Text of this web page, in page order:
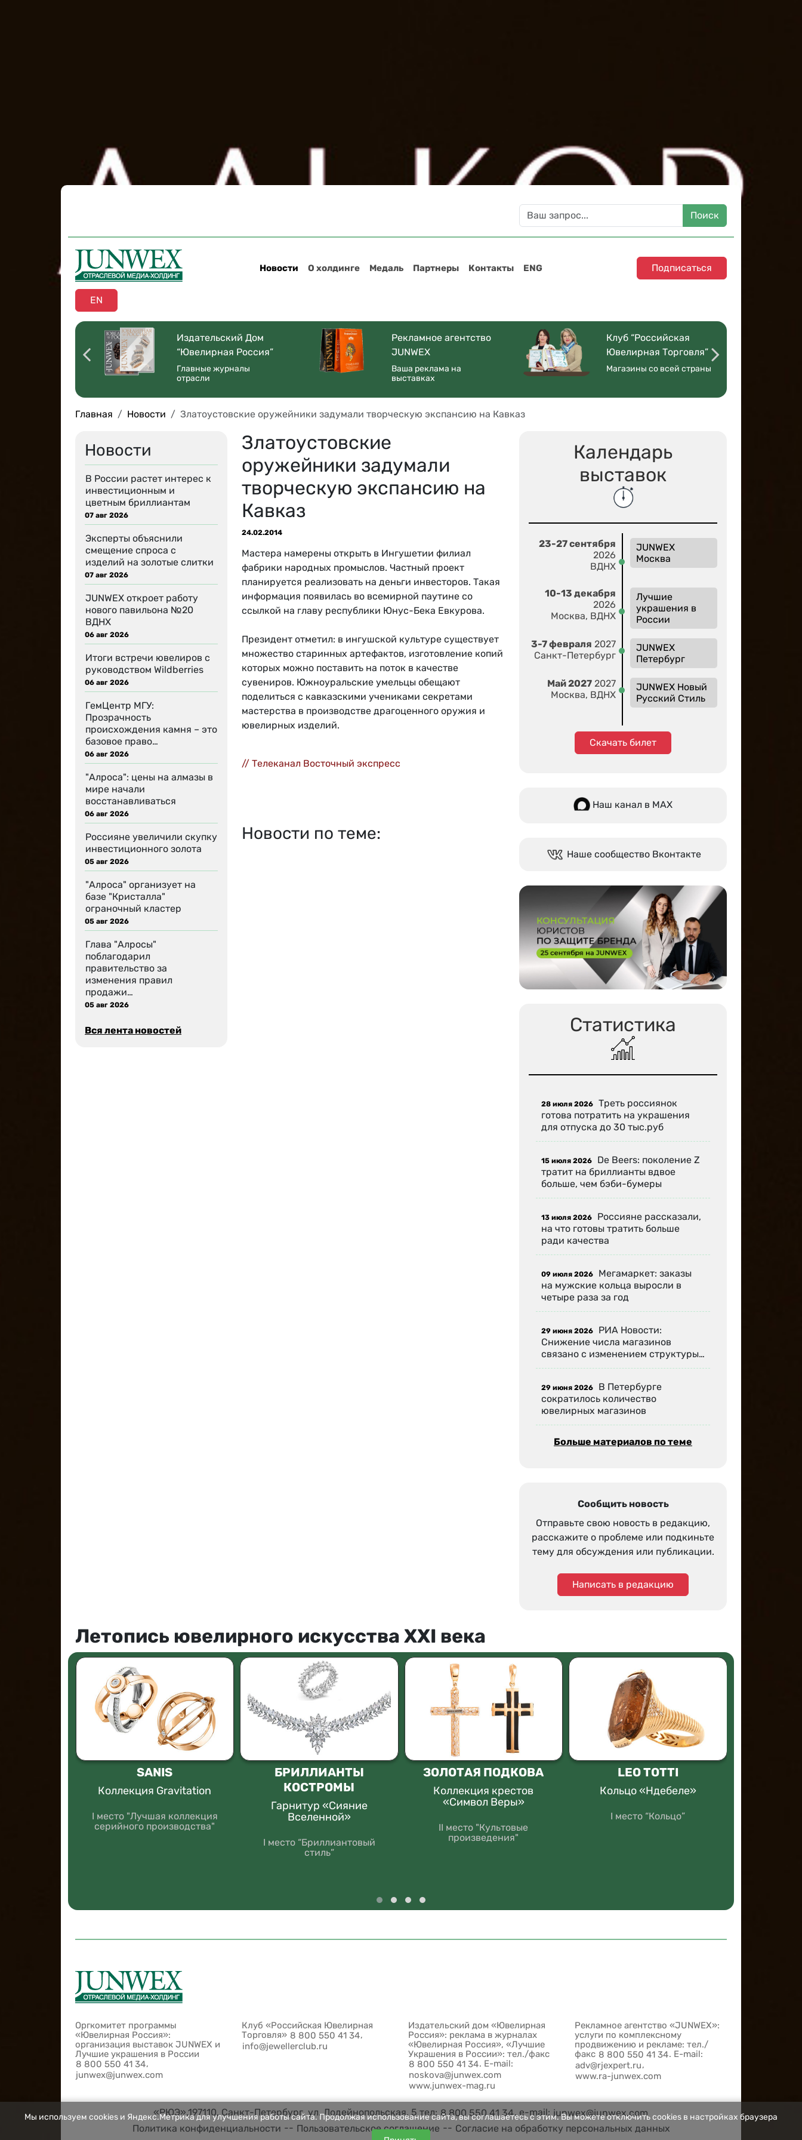
Новости О холдинге Медаль Партнеры Контакты ENG Подписаться
EN
Издательский Дом
“Ювелирная Россия”
Главные журналы
отрасли
Рекламное агентство
JUNWEX
Ваша реклама на
выставках
Клуб “Российская
Ювелирная Торговля”
Магазины со всей страны
Главная Новости Златоустовские оружейники задумали творческую экспансию на Кавказ
Новости
В России растет интерес к
инвестиционным и
цветным бриллиантам
07 авг 2026
Эксперты объяснили
смещение спроса с
изделий на золотые слитки
07 авг 2026
JUNWEX откроет работу
нового павильона №20
ВДНХ
06 авг 2026
Итоги встречи ювелиров с
руководством Wildberries
06 авг 2026
ГемЦентр МГУ:
Прозрачность
происхождения камня – это
базовое право…
06 авг 2026
"Алроса": цены на алмазы в
мире начали
восстанавливаться
06 авг 2026
Россияне увеличили скупку
инвестиционного золота
05 авг 2026
"Алроса" организует на
базе "Кристалла"
ограночный кластер
05 авг 2026
Глава "Алросы"
поблагодарил
правительство за
изменения правил
продажи…
05 авг 2026
Вся лента новостей
Златоустовские
оружейники задумали
творческую экспансию на
Кавказ
24.02.2014
Мастера намерены открыть в Ингушетии филиал
фабрики народных промыслов. Частный проект
планируется реализовать на деньги инвесторов. Такая
информация появилась во всемирной паутине со
ссылкой на главу республики Юнус-Бека Евкурова.
Президент отметил: в ингушской культуре существует
множество старинных артефактов, изготовление копий
которых можно поставить на поток в качестве
сувениров. Южноуральские умельцы обещают
поделиться с кавказскими учениками секретами
мастерства в производстве драгоценного оружия и
ювелирных изделий.
// Телеканал Восточный экспресс
Новости по теме:
Календарь
выставок
23-27 сентября
2026
ВДНХ
JUNWEX
Москва
10-13 декабря
2026
Москва, ВДНХ
Лучшие
украшения в
России
3-7 февраля 2027
Санкт-Петербург
JUNWEX
Петербург
Май 2027 2027
Москва, ВДНХ
JUNWEX Новый
Русский Стиль
Скачать билет
Наш канал в МАХ
Наше сообщество Вконтакте
Статистика
28 июля 2026 Треть россиянок
готова потратить на украшения
для отпуска до 30 тыс.руб
15 июля 2026 De Beers: поколение Z
тратит на бриллианты вдвое
больше, чем бэби-бумеры
13 июля 2026 Россияне рассказали,
на что готовы тратить больше
ради качества
09 июля 2026 Мегамаркет: заказы
на мужские кольца выросли в
четыре раза за год
29 июня 2026 РИА Новости:
Снижение числа магазинов
связано с изменением структуры…
29 июня 2026 В Петербурге
сократилось количество
ювелирных магазинов
Больше материалов по теме
Сообщить новость
Отправьте свою новость в редакцию,
расскажите о проблеме или подкиньте
тему для обсуждения или публикации.
Написать в редакцию
Летопись ювелирного искусства XXI века
SANIS
Коллекция Gravitation
I место "Лучшая коллекция
серийного производства"
БРИЛЛИАНТЫ
КОСТРОМЫ
Гарнитур «Сияние
Вселенной»
I место “Бриллиантовый
стиль”
ЗОЛОТАЯ ПОДКОВА
Коллекция крестов
«Символ Веры»
II место "Культовые
произведения"
LEO TOTTI
Кольцо «Ндебеле»
I место “Кольцо”
Оргкомитет программы
«Ювелирная Россия»:
организация выставок JUNWEX и
Лучшие украшения в России
8 800 550 41 34,
junwex@junwex.com
Клуб «Российская Ювелирная
Торговля» 8 800 550 41 34,
info@jewellerclub.ru
Издательский дом «Ювелирная
Россия»: реклама в журналах
«Ювелирная Россия», «Лучшие
Украшения в России»: тел./факс
8 800 550 41 34. E-mail:
noskova@junwex.com
www.junwex-mag.ru
Рекламное агентство «JUNWEX»:
услуги по комплексному
продвижению и рекламе: тел./
факс 8 800 550 41 34. E-mail:
adv@rjexpert.ru,
www.ra-junwex.com
«РЮЭ»,197110, Санкт-Петербург, ул. Лодейнопольская, 5 тел:8 800 550 41 34, e-mail:junwex@junwex.com
Политика конфиденциальности -- Пользовательское соглашение -- Согласие на обработку персональных данных
Мы используем cookies и Яндекс.Метрика для улучшения работы сайта. Продолжая использование сайта, вы соглашаетесь с этим. Вы можете отключить cookies в настройках браузера